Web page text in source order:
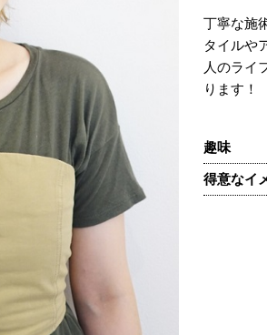
丁寧な施
タイルや
人のライ
ります！
趣味
得意なイ